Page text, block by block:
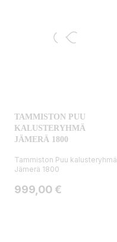
TAMMISTON PUU
KALUSTERYHMÄ
JÄMERÄ 1800
Tammiston Puu kalusteryhmä
Jämerä 1800
Hinta
999,00 €